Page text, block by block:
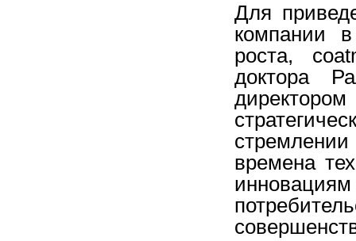
Для
компании
роста,
доктора
времена